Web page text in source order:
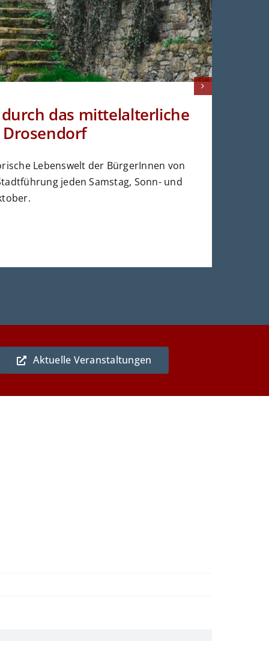
das mittelalterliche
Drosendorf
Lebenswelt der BürgerInnen von
jeden Samstag, Sonn- und
Aktuelle Veranstaltungen